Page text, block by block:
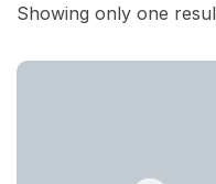
Showing only one